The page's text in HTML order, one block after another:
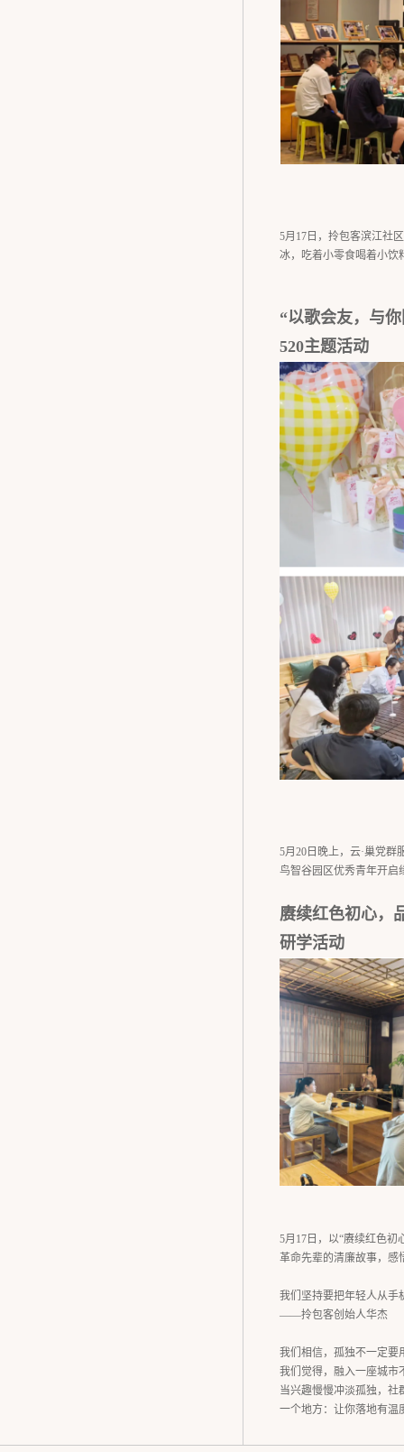
5月17日，拎包客滨江社
冰，吃着小零食喝着小饮
“以歌会友，与
520主题活动
5月20日晚上，云·巢党群
鸟智谷园区优秀青年开启
赓续红色初心，
研学活动
5月17日，以“赓续红色
革命先辈的清廉故事，感
我们坚持要把年轻人从手
——拎包客创始人华杰
我们相信，孤独不一定要
我们觉得，融入一座城市
当兴趣慢慢冲淡孤独，
一个地方：让你落地有温